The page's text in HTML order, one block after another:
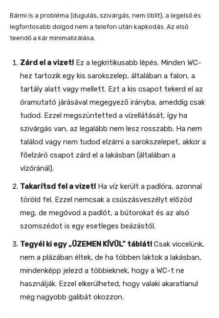
Bármi is a probléma (dugulás, szivárgás, nem öblít), a legelső és
legfontosabb dolgod nem a telefon után kapkodás. Az első
teendő a kár minimalizálása.
Zárd el a vizet! Ez a legkritikusabb lépés. Minden WC-
hez tartozik egy kis sarokszelep, általában a falon, a
tartály alatt vagy mellett. Ezt a kis csapot tekerd el az
óramutató járásával megegyező irányba, ameddig csak
tudod. Ezzel megszüntetted a vízellátását, így ha
szivárgás van, az legalább nem lesz rosszabb. Ha nem
találod vagy nem tudod elzárni a sarokszelepet, akkor a
főelzáró csapot zárd el a lakásban (általában a
vízóránál).
Takarítsd fel a vizet! Ha víz került a padlóra, azonnal
töröld fel. Ezzel nemcsak a csúszásveszélyt előzöd
meg, de megóvod a padlót, a bútorokat és az alsó
szomszédot is egy esetleges beázástól.
Tegyél ki egy „ÜZEMEN KÍVÜL” táblát! Csak viccelünk,
nem a plázában éltek, de ha többen laktok a lakásban,
mindenképp jelezd a többieknek, hogy a WC-t ne
használják. Ezzel elkerülheted, hogy valaki akaratlanul
még nagyobb galibát okozzon.